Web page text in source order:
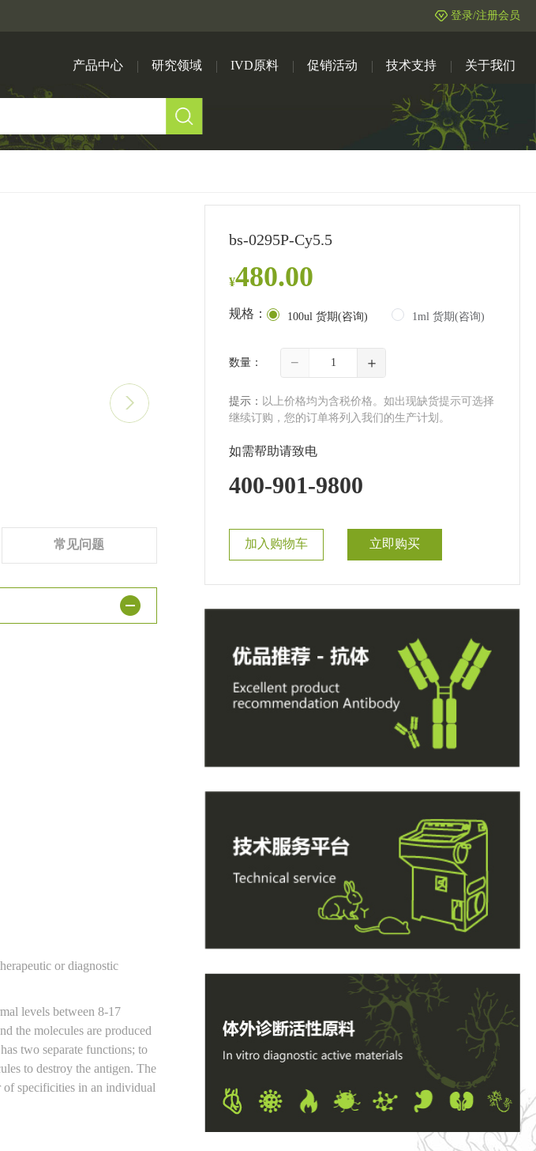
登录/注册会员
产品中心 研究领域 IVD原料 促销活动 技术支持 关于我们
常见问题
or diagnostic
levels between 8-17
the molecules are produced
two separate functions; to
to destroy the antigen. The
of specificities in an individual
bs-0295P-Cy5.5
¥480.00
规格： 100ul 货期(咨询) 1ml 货期(咨询)
数量： − ＋
提示： 以上价格均为含税价格。如出现缺货提示可选择
继续订购，您的订单将列入我们的生产计划。
如需帮助请致电
400-901-9800
加入购物车 立即购买